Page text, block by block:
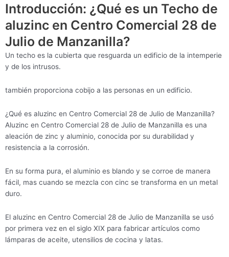
Introducción: ¿Qué es un Techo de
aluzinc en Centro Comercial 28 de
Julio de Manzanilla?
Un techo es la cubierta que resguarda un edificio de la intemperie
y de los intrusos.
también proporciona cobijo a las personas en un edificio.
¿Qué es aluzinc en Centro Comercial 28 de Julio de Manzanilla?
Aluzinc en Centro Comercial 28 de Julio de Manzanilla es una
aleación de zinc y aluminio, conocida por su durabilidad y
resistencia a la corrosión.
En su forma pura, el aluminio es blando y se corroe de manera
fácil, mas cuando se mezcla con cinc se transforma en un metal
duro.
El aluzinc en Centro Comercial 28 de Julio de Manzanilla se usó
por primera vez en el siglo XIX para fabricar artículos como
lámparas de aceite, utensilios de cocina y latas.